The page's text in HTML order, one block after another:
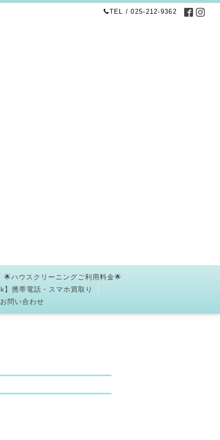
TEL / 025-212-9362
🌟ハウスクリーニングご利用料金🌟
】携帯電話・スマホ買取り
問い合わせ